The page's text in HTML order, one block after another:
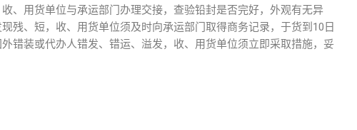
、用货单位与承运部门办理交接，查验铅封是否完好，外观有无异
残、短，收、用货单位须及时向承运部门取得商务记录，于货到10日
错装或代办人错发、错运、溢发，收、用货单位须立即采取措施，妥